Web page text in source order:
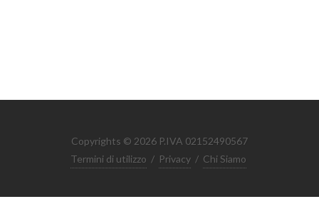
Copyrights © 2026 P.IVA 02152490567
Termini di utilizzo / Privacy / Chi Siamo